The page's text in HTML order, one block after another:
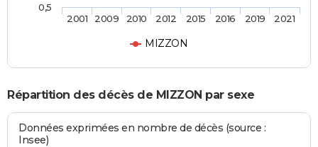
MIZZON
2001 2009 2010 2012 2015 2016 2019 2021
0,5
Répartition des décès de MIZZON par sexe
Données exprimées en nombre de décès (source :
Insee)